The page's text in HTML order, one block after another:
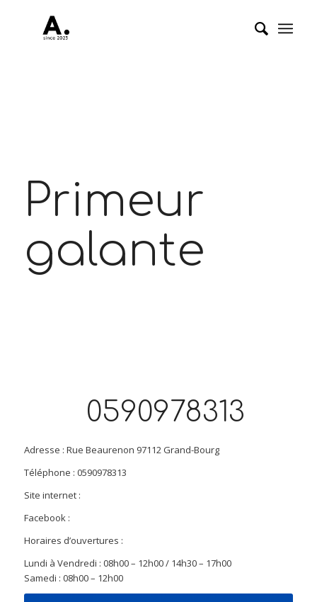
Primeur
galante
0590978313
Adresse : Rue Beaurenon 97112 Grand-Bourg
Téléphone : 0590978313
Site internet :
Facebook :
Horaires d’ouvertures :
Lundi à Vendredi : 08h00 – 12h00 / 14h30 – 17h00
Samedi : 08h00 – 12h00